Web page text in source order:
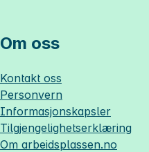
Om oss
Kontakt oss
Personvern
Informasjonskapsler
Tilgjengelighetserklæring
Om arbeidsplassen.no